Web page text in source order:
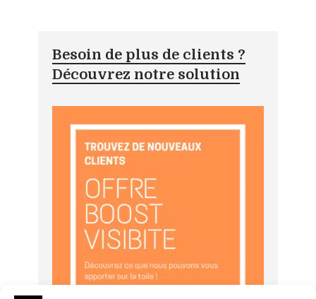
Besoin de plus de clients ?
Découvrez notre solution